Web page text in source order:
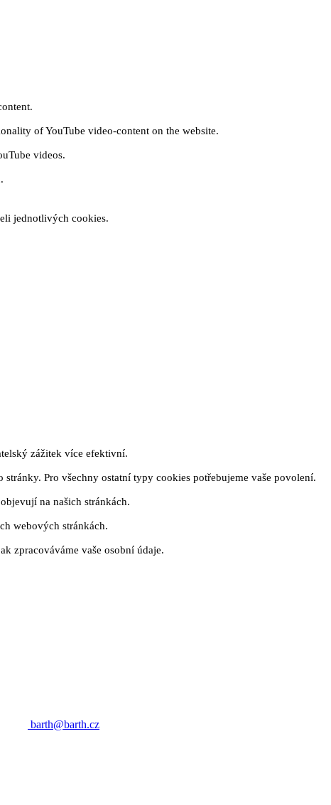
of YouTube video-content on the website.
videos.
jednotlivých cookies.
zážitek více efektivní.
Pro všechny ostatní typy cookies potřebujeme vaše povolení.
na našich stránkách.
webových stránkách.
zpracováváme vaše osobní údaje.
barth@barth.cz